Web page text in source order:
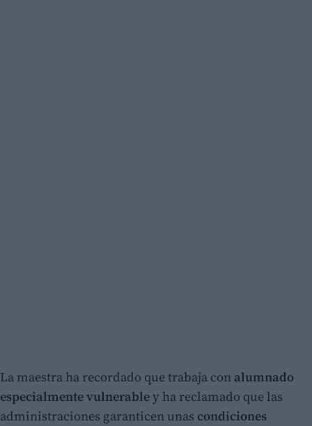
La maestra ha recordado que trabaja con alumnado
especialmente vulnerabley ha reclamado que las
administraciones garanticen unas condiciones